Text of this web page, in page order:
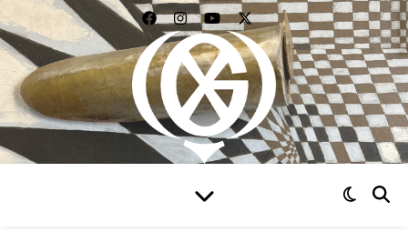
WIDZIEĆ WSZYSTKO